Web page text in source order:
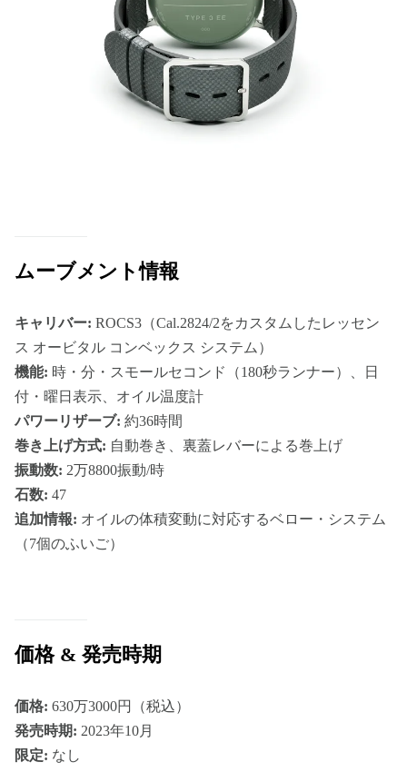
ムーブメント情報
キャリバー: ROCS3（Cal.2824/2をカスタムしたレッセン
ス オービタル コンベックス システム）
機能: 時・分・スモールセコンド（180秒ランナー）、日
付・曜日表示、オイル温度計
パワーリザーブ: 約36時間
巻き上げ方式: 自動巻き、裏蓋レバーによる巻上げ
振動数: 2万8800振動/時
石数: 47
追加情報: オイルの体積変動に対応するベロー・システム
（7個のふいご）
価格 & 発売時期
価格: 630万3000円（税込）
発売時期: 2023年10月
限定: なし